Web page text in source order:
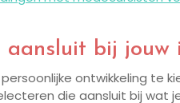
aansluit bij jouw
ontwikkeling te
die aansluit bij wat